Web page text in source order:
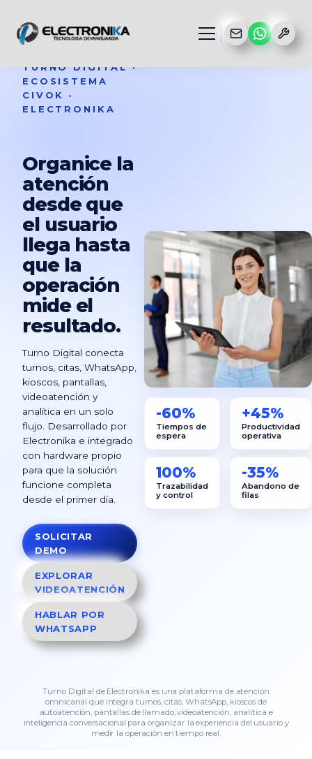
TURNO DIGITAL ·
ECOSISTEMA
CIVOK ·
ELECTRONIKA
Organice la
atención
desde que
el usuario
llega hasta
que la
operación
mide el
resultado.
Turno Digital conecta
turnos, citas, WhatsApp,
kioscos, pantallas,
videoatención y
analítica en un solo
flujo. Desarrollado por
Electronika e integrado
con hardware propio
para que la solución
funcione completa
desde el primer día.
SOLICITAR
DEMO
EXPLORAR
VIDEOATENCIÓN
HABLAR POR
WHATSAPP
-60%
Tiempos de
espera
+45%
Productividad
operativa
100%
Trazabilidad
y control
-35%
Abandono de
filas
Turno Digital de Electronika es una plataforma de atención
omnicanal que integra turnos, citas, WhatsApp, kioscos de
autoatención, pantallas de llamado, videoatención, analítica e
inteligencia conversacional para organizar la experiencia del usuario y
medir la operación en tiempo real.